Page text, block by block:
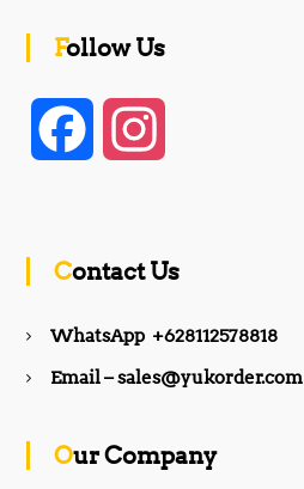
Follow Us
b a
Contact Us
WhatsApp +628112578818
Email – sales@yukorder.com
Our Company